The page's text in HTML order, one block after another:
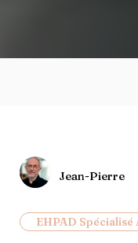
Jean-Pierre
EHPAD Spécialisé